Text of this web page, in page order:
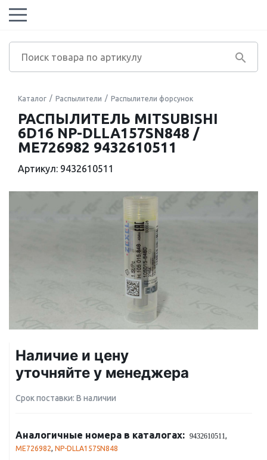
Каталог Распылители Распылители форсунок
РАСПЫЛИТЕЛЬ MITSUBISHI
6D16 NP-DLLA157SN848 /
ME726982 9432610511
Артикул: 9432610511
Наличие и цену
уточняйте у менеджера
Срок поставки: В наличии
Аналогичные номера в каталогах: 9432610511,
ME726982, NP-DLLA157SN848